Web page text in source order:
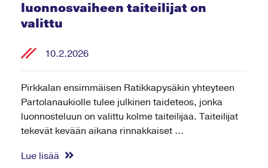
luonnosvaiheen taiteilijat on
valittu
10.2.2026
Pirkkalan ensimmäisen Ratikkapysäkin yhteyteen
Partolanaukiolle tulee julkinen taideteos, jonka
luonnosteluun on valittu kolme taiteilijaa. Taiteilijat
tekevät kevään aikana rinnakkaiset ...
Lue lisää